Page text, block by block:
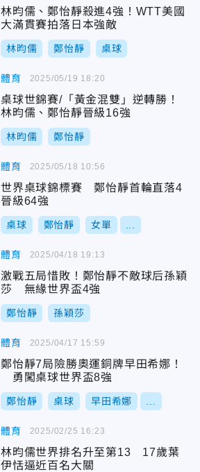
林昀儒、鄭怡靜殺進4強！WTT美國
大滿貫賽拍落日本強敵
林昀儒 鄭怡靜 桌球
體育
桌球世錦賽/「黃金混雙」逆轉勝！
林昀儒、鄭怡靜晉級16強
林昀儒 鄭怡靜
2025/05/19 18:20
體育
世界桌球錦標賽 鄭怡靜首輪直落4
晉級64強
桌球 鄭怡靜 女單
2025/05/18 10:56
體育
激戰五局惜敗！鄭怡靜不敵球后孫穎
莎 無緣世界盃4強
鄭怡靜 孫穎莎
2025/04/18 19:13
體育
鄭怡靜7局險勝奧運銅牌早田希娜！
勇闖桌球世界盃8強
鄭怡靜 桌球 早田希娜
2025/04/17 15:59
體育
林昀儒世界排名升至第13 17歲葉
伊恬逼近百名大關
2025/02/25 16:23